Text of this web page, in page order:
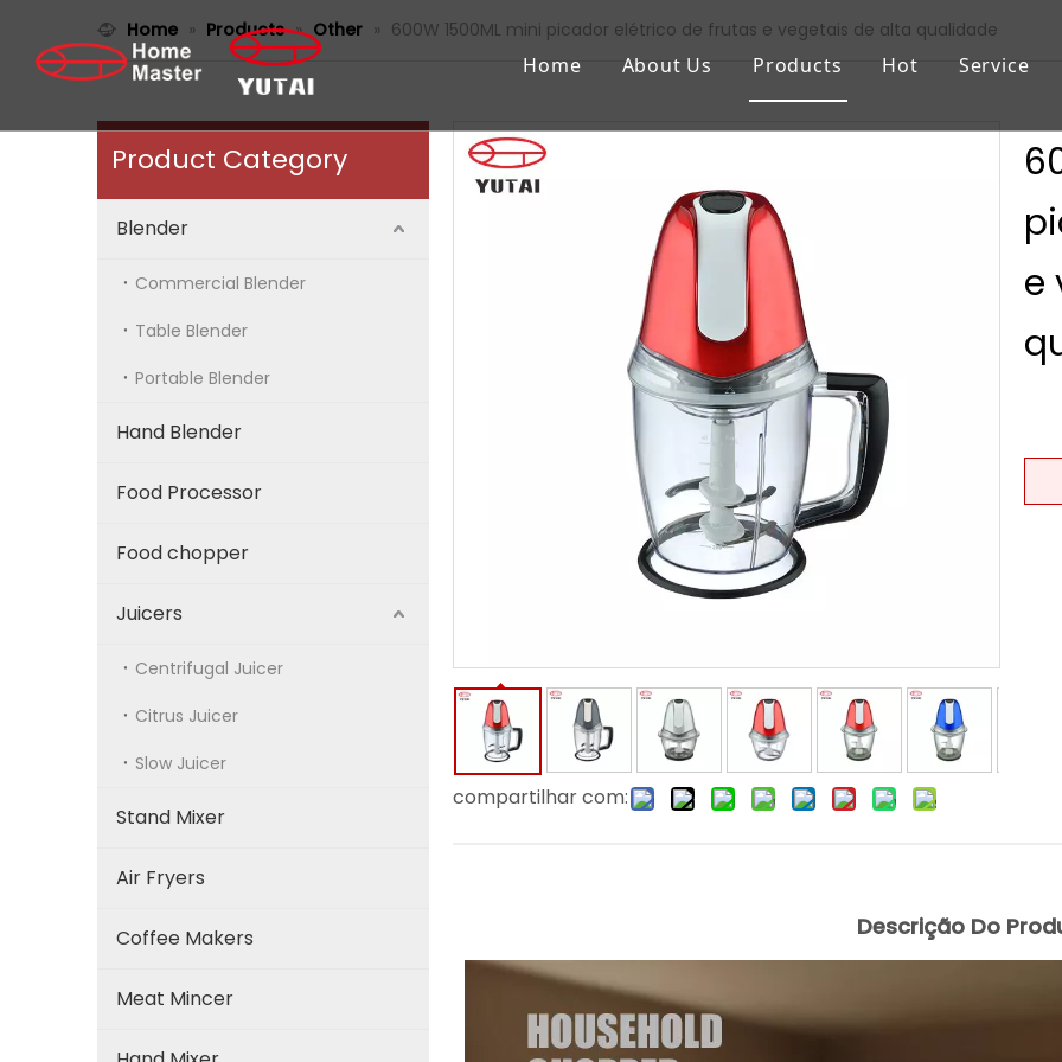
Home About Us Products Hot Service
Home » Products » Other » 600W 1500ML mini picador elétrico de frutas e vegetais de alta qualidade
Product Category
Blender
Commercial Blender
Table Blender
Portable Blender
Hand Blender
Food Processor
Food chopper
Juicers
Centrifugal Juicer
Citrus Juicer
Slow Juicer
Stand Mixer
Air Fryers
Coffee Makers
Meat Mincer
compartilhar com:
e
Descrição Do